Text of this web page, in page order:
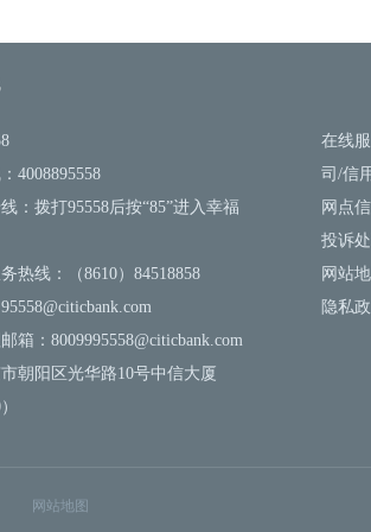
4008895558
：拨打95558后按“85”进入幸福
热线：（8610）84518858
箱：8009995558@citicbank.com
朝阳区光华路10号中信大厦
在线
司/信
网点
投诉
网站
隐私
网站地图